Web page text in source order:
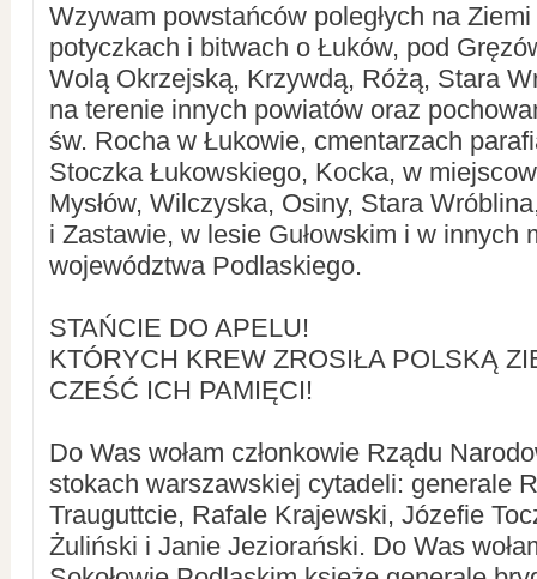
Wzywam powstańców poległych na
potyczkach i bitwach o Łuków, pod
Wolą Okrzejską, Krzywdą, Różą, Stara
na terenie innych powiatów oraz
św. Rocha w Łukowie, cmentarzach
Stoczka Łukowskiego, Kocka, w
Mysłów, Wilczyska, Osiny, Stara
i Zastawie, w lesie Gułowskim i w innych
województwa Podlaskiego.
STAŃCIE DO APELU!
KTÓRYCH KREW ZROSIŁA POLSKĄ
CZEŚĆ ICH PAMIĘCI!
Do Was wołam członkowie Rządu
stokach warszawskiej cytadeli: generale
Trauguttcie, Rafale Krajewski, Józefie
Żuliński i Janie Jeziorański. Do Was